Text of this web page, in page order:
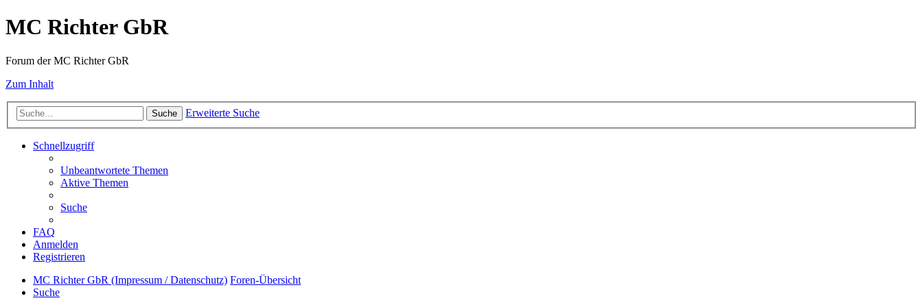
MC Richter GbR
Forum der MC Richter GbR
Zum Inhalt
Suche Erweiterte Suche
Schnellzugriff
Unbeantwortete Themen
Aktive Themen
Suche
FAQ
Anmelden
Registrieren
MC Richter GbR (Impressum / Datenschutz) Foren-Übersicht
Suche